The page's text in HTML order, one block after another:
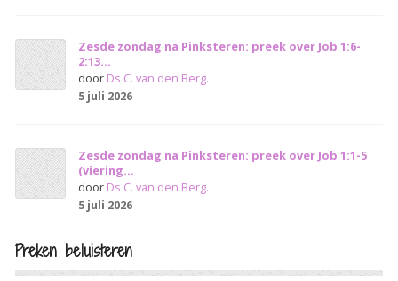
Zesde zondag na Pinksteren: preek over Job 1:6-
2:13...
door Ds C. van den Berg.
5 juli 2026
Zesde zondag na Pinksteren: preek over Job 1:1-5
(viering...
door Ds C. van den Berg.
5 juli 2026
Preken beluisteren